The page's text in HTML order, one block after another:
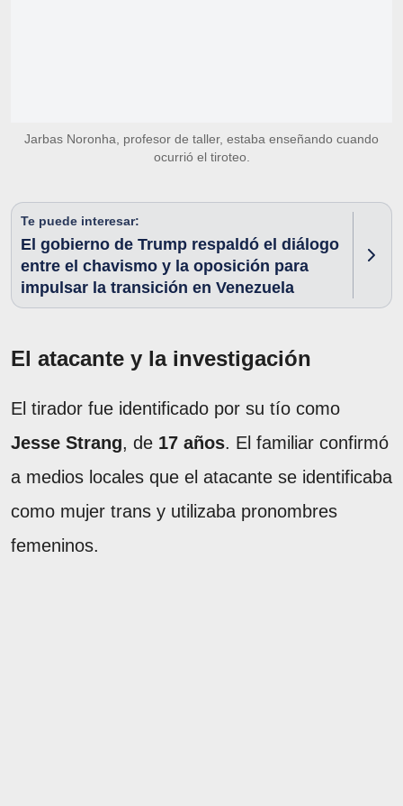
Jarbas Noronha, profesor de taller, estaba enseñando cuando
ocurrió el tiroteo.
Te puede interesar:
El gobierno de Trump respaldó el diálogo
entre el chavismo y la oposición para
impulsar la transición en Venezuela
El atacante y la investigación
El tirador fue identificado por su tío como
Jesse Strang, de 17 años. El familiar confirmó
a medios locales que el atacante se identificaba
como mujer trans y utilizaba pronombres
femeninos.